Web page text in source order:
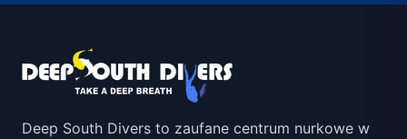
Deep South Divers to zaufane centrum nurkowe w